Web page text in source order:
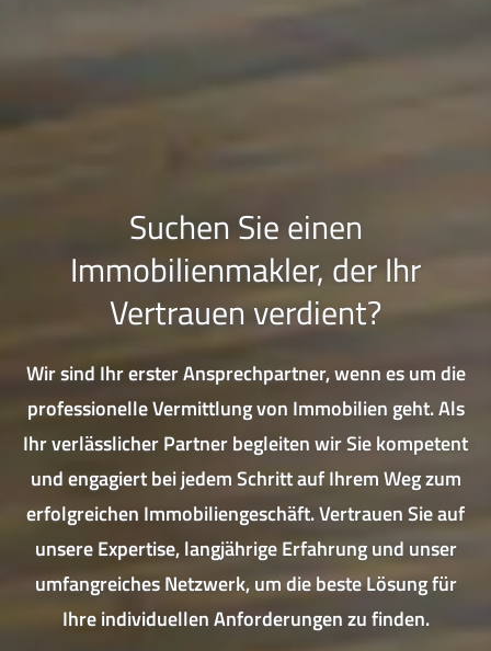
Suchen Sie einen
Immobilienmakler, der Ihr
Vertrauen verdient?
Wir sind Ihr erster Ansprechpartner, wenn es um die
professionelle Vermittlung von Immobilien geht. Als
Ihr verlässlicher Partner begleiten wir Sie kompetent
und engagiert bei jedem Schritt auf Ihrem Weg zum
erfolgreichen Immobiliengeschäft. Vertrauen Sie auf
unsere Expertise, langjährige Erfahrung und unser
umfangreiches Netzwerk, um die beste Lösung für
Ihre individuellen Anforderungen zu finden.